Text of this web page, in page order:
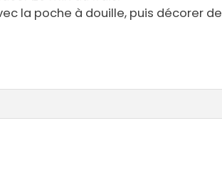
la poche à douille, puis décorer de